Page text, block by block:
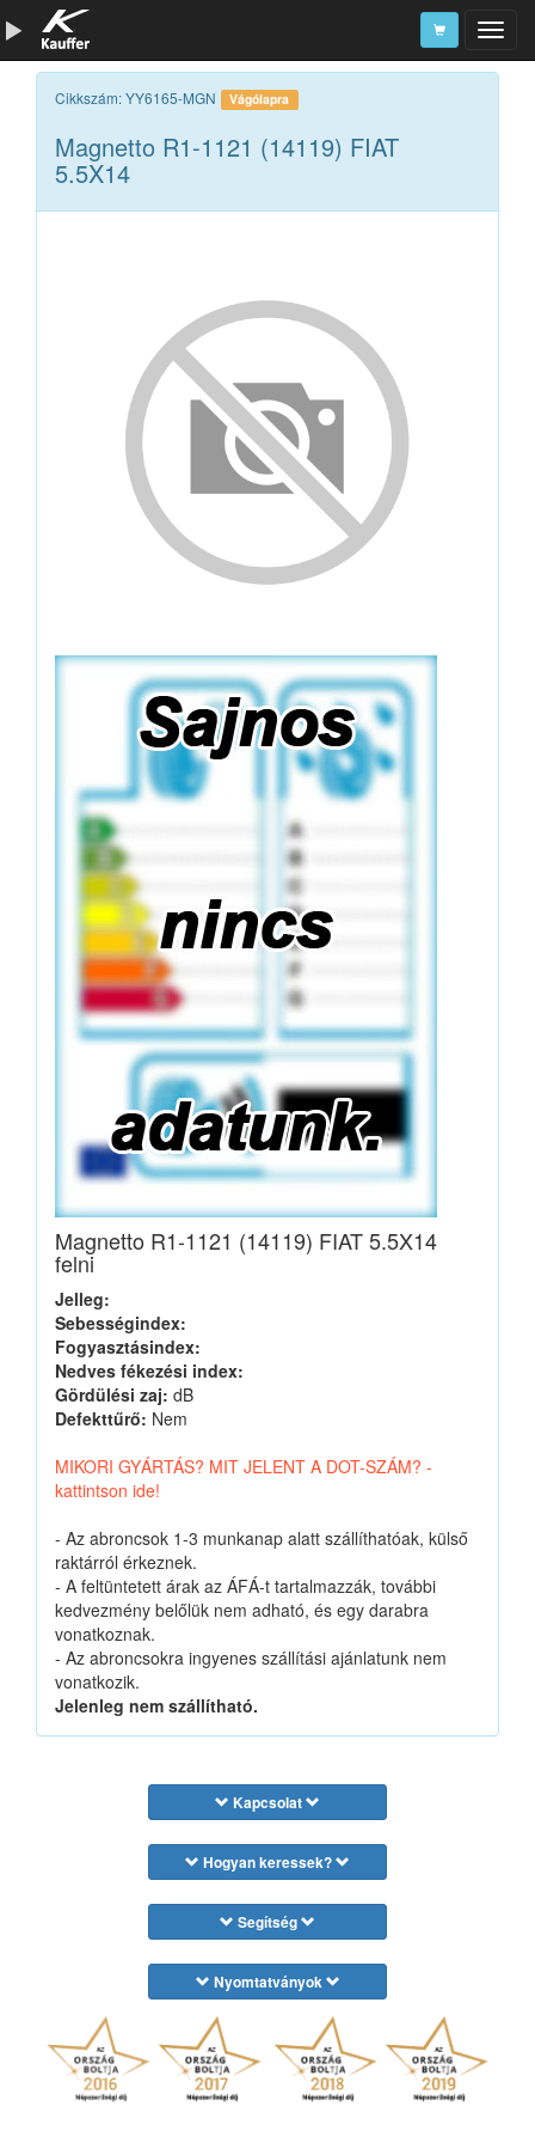
Szerszámkatalógus
Kosár
Alkatrészek
Cikkszám: YY6165-MGN Vágólapra
Magnetto R1-1121 (14119) FIAT
5.5X14
Magnetto R1-1121 (14119) FIAT 5.5X14
felni
Jelleg:
Sebességindex:
Fogyasztásindex:
Nedves fékezési index:
Gördülési zaj: dB
Defekttűrő: Nem
MIKORI GYÁRTÁS? MIT JELENT A DOT-SZÁM? -
kattintson ide!
- Az abroncsok 1-3 munkanap alatt szállíthatóak, külső
raktárról érkeznek.
- A feltüntetett árak az ÁFÁ-t tartalmazzák, további
kedvezmény belőlük nem adható, és egy darabra
vonatkoznak.
- Az abroncsokra ingyenes szállítási ajánlatunk nem
vonatkozik.
Jelenleg nem szállítható.
Kapcsolat
Hogyan keressek?
Segítség
Nyomtatványok